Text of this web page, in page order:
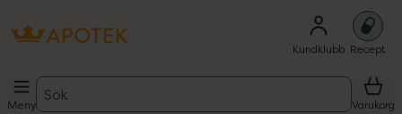
Kundklubb Recept
Meny
Sök
Varukorg